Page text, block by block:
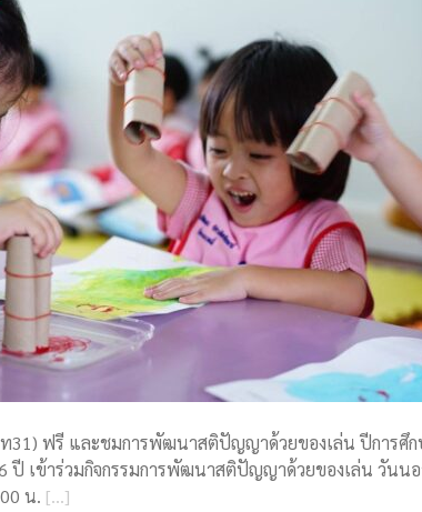
31) ฟรี และชมการพัฒนาสติปัญญาด้วยของเล่น ปีการศึ
ปี เข้าร่วมกิจกรรมการพัฒนาสติปัญญาด้วยของเล่น วันน
น. […]